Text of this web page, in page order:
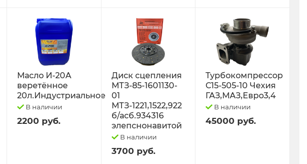
Масло И-20А
веретённое
20л.Индустриальное
В наличии
2200 руб.
Диск сцепления
МТЗ-85-1601130-
01
МТЗ-1221,1522,922
б/асб.934316
элепснонавитой
В наличии
3700 руб.
Турбокомпрессор
С15-505-10 Чехия
ГАЗ,МАЗ,Евро3,4
В наличии
45000 руб.